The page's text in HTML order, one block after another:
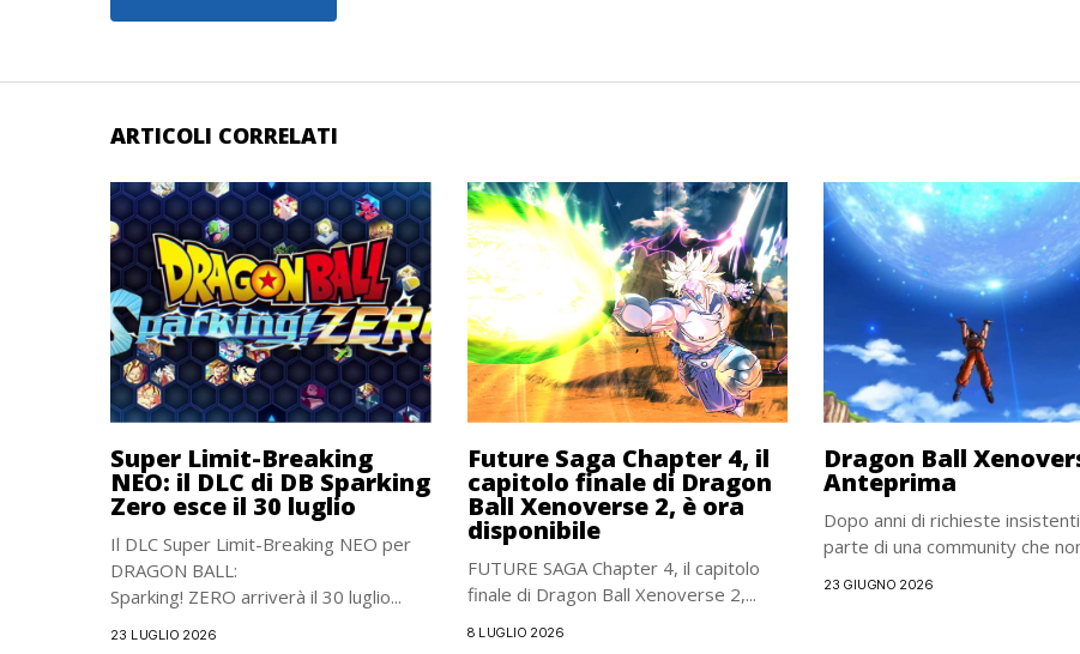
ARTICOLI CORRELATI
Super Limit-Breaking
NEO: il DLC di DB Sparking
Zero esce il 30 luglio
Il DLC Super Limit-Breaking NEO per
DRAGON BALL:
Sparking! ZERO arriverà il 30 luglio...
23 LUGLIO 2026
Future Saga Chapter 4, il
capitolo finale di Dragon
Ball Xenoverse 2, è ora
disponibile
FUTURE SAGA Chapter 4, il capitolo
finale di Dragon Ball Xenoverse 2,...
8 LUGLIO 2026
Dragon Ball
Anteprima
Dopo anni di richieste
parte di una community che
23 GIUGNO 2026